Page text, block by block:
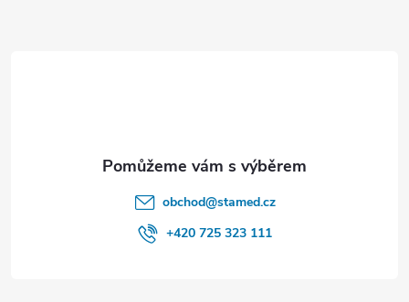
a
obchod@stamed.cz
+420 725 323 111